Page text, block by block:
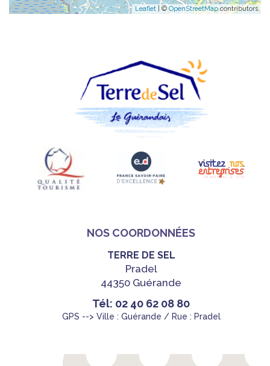
Leaflet | © OpenStreetMapcontributors
NOS COORDONNÉES
TERRE DE SEL
Pradel
44350 Guérande
Tél: 02 40 62 08 80
GPS --> Ville : Guérande / Rue : Pradel